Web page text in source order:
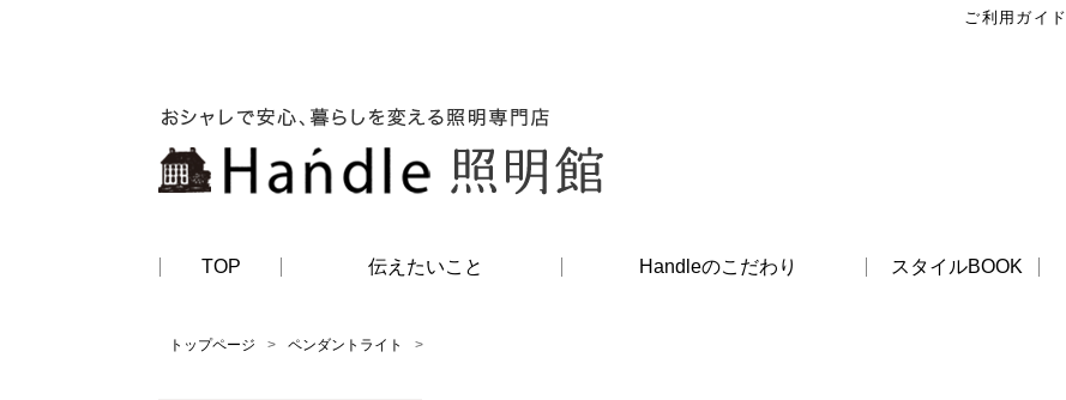
ご利用ガイド
TOP 伝えたいこと Handleのこだわり スタイルBOOK
トップページ ペンダントライト